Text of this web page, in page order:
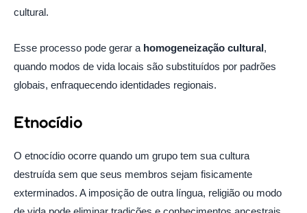
cultural.
Esse processo pode gerar a homogeneização cultural,
quando modos de vida locais são substituídos por padrões
globais, enfraquecendo identidades regionais.
Etnocídio
O etnocídio ocorre quando um grupo tem sua cultura
destruída sem que seus membros sejam fisicamente
exterminados. A imposição de outra língua, religião ou modo